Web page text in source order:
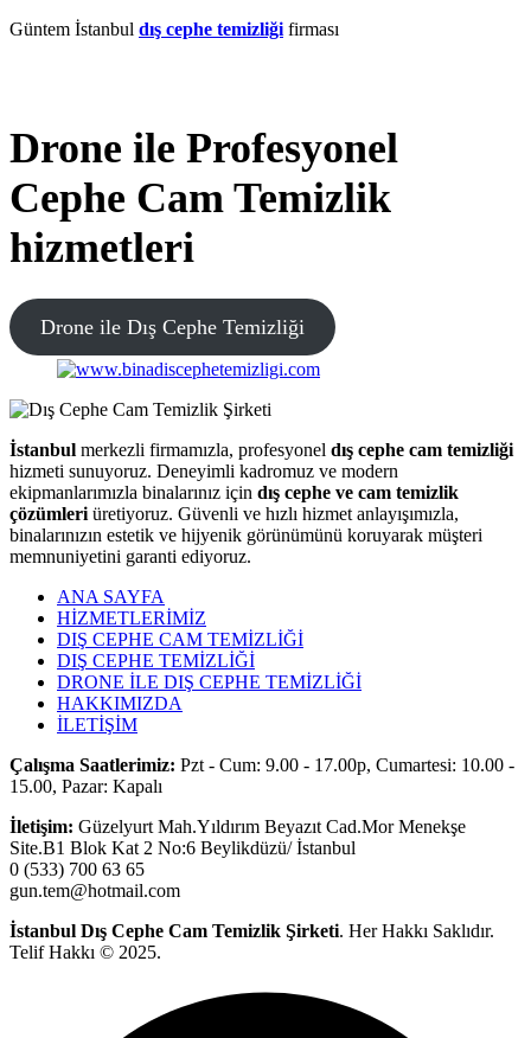
Güntem İstanbul dış cephe temizliği firması
Drone ile Profesyonel
Cephe Cam Temizlik
hizmetleri
Drone ile Dış Cephe Temizliği
İstanbul merkezli firmamızla, profesyonel dış cephe cam temizliği
hizmeti sunuyoruz. Deneyimli kadromuz ve modern
ekipmanlarımızla binalarınız için dış cephe ve cam temizlik
çözümleri üretiyoruz. Güvenli ve hızlı hizmet anlayışımızla,
binalarınızın estetik ve hijyenik görünümünü koruyarak müşteri
memnuniyetini garanti ediyoruz.
ANA SAYFA
HİZMETLERİMİZ
DIŞ CEPHE CAM TEMİZLİĞİ
DIŞ CEPHE TEMİZLİĞİ
DRONE İLE DIŞ CEPHE TEMİZLİĞİ
HAKKIMIZDA
İLETİŞİM
Çalışma Saatlerimiz: Pzt - Cum: 9.00 - 17.00p, Cumartesi: 10.00 -
15.00, Pazar: Kapalı
İletişim: Güzelyurt Mah.Yıldırım Beyazıt Cad.Mor Menekşe
Site.B1 Blok Kat 2 No:6 Beylikdüzü/ İstanbul
0 (533) 700 63 65
gun.tem@hotmail.com
İstanbul Dış Cephe Cam Temizlik Şirketi. Her Hakkı Saklıdır.
Telif Hakkı © 2025.